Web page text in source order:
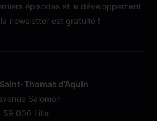
épisodes et le développement
newsletter est gratuite !
Thomas d’Aquin
Salomon
59 000 Lille